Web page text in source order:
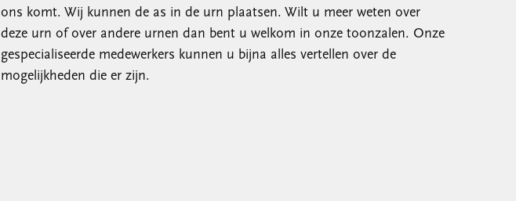
ons komt. Wij kunnen de as in de urn plaatsen. Wilt u meer weten over
deze urn of over andere urnen dan bent u welkom in onze toonzalen. Onze
gespecialiseerde medewerkers kunnen u bijna alles vertellen over de
mogelijkheden die er zijn.